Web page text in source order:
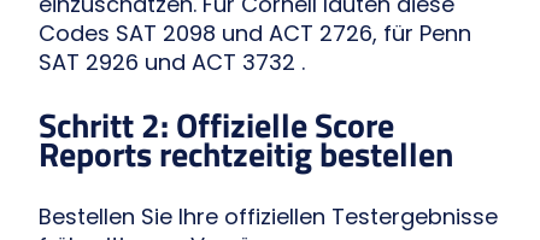
Codes SAT 2098 und ACT 2726, für Penn
SAT 2926 und ACT 3732 .
Schritt 2: Offizielle Score
Reports rechtzeitig bestellen
Bestellen Sie Ihre offiziellen Testergebnisse